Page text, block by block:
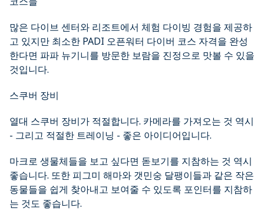
많은 다이브 센터와 리조트에서 체험 다이빙 경험을 제공하
고 있지만 최소한 PADI 오픈워터 다이버 코스 자격을 완성
한다면 파파 뉴기니를 방문한 보람을 진정으로 맛볼 수 있을
것입니다.
스쿠버 장비
열대 스쿠버 장비가 적절합니다. 카메라를 가져오는 것 역시
- 그리고 적절한 트레이닝 - 좋은 아이디어입니다.
마크로 생물체들을 보고 싶다면 돋보기를 지참하는 것 역시
좋습니다. 또한 피그미 해마와 갯민숭 달팽이들과 같은 작은
동물들을 쉽게 찾아내고 보여줄 수 있도록 포인터를 지참하
는 것도 좋습니다.